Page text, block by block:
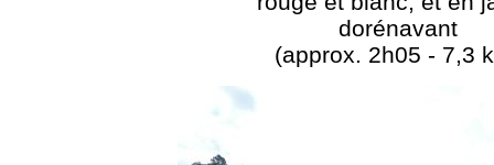
dorénavant
(approx. 2h05 - 7,3